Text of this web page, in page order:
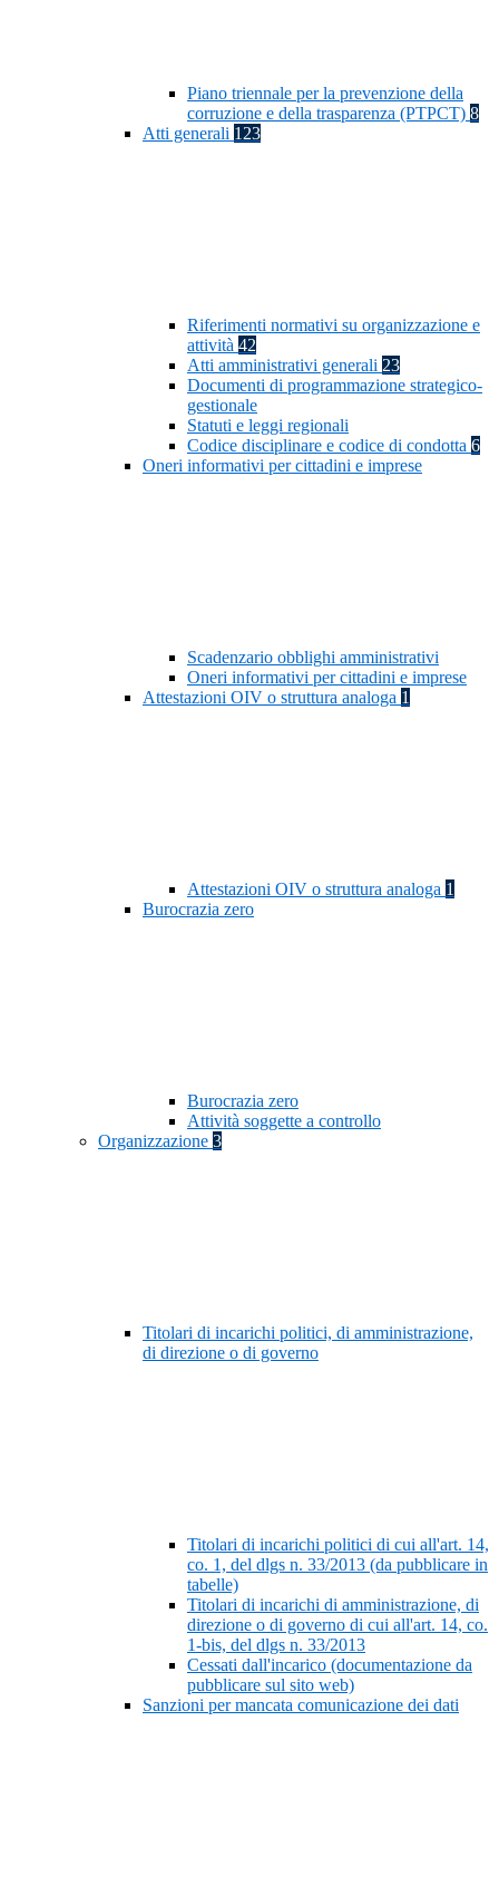
Piano triennale per la prevenzione della
corruzione e della trasparenza (PTPCT) 8
Atti generali 123
Riferimenti normativi su organizzazione e
attività 42
Atti amministrativi generali 23
Documenti di programmazione strategico-
gestionale
Statuti e leggi regionali
Codice disciplinare e codice di condotta 6
Oneri informativi per cittadini e imprese
Scadenzario obblighi amministrativi
Oneri informativi per cittadini e imprese
Attestazioni OIV o struttura analoga 1
Attestazioni OIV o struttura analoga 1
Burocrazia zero
Burocrazia zero
Attività soggette a controllo
Organizzazione 3
Titolari di incarichi politici, di amministrazione,
di direzione o di governo
Titolari di incarichi politici di cui all'art. 14,
co. 1, del dlgs n. 33/2013 (da pubblicare in
tabelle)
Titolari di incarichi di amministrazione, di
direzione o di governo di cui all'art. 14, co.
1-bis, del dlgs n. 33/2013
Cessati dall'incarico (documentazione da
pubblicare sul sito web)
Sanzioni per mancata comunicazione dei dati